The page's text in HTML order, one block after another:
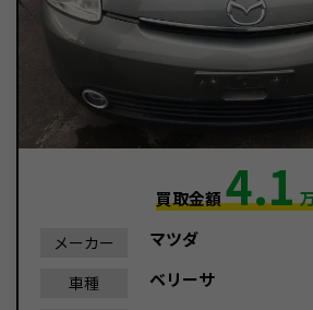
買取金額4.1
メーカー マツダ
車種 ベリーサ